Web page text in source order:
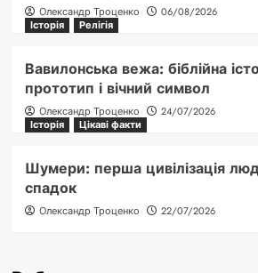
Олександр Троценко
06/08/2026
Історія
Релігія
Вавилонська вежа: біблійна
прототип і вічний символ
Олександр Троценко
24/07/2026
Історія
Цікаві факти
Шумери: перша цивілізація
спадок
Олександр Троценко 22/07/2026